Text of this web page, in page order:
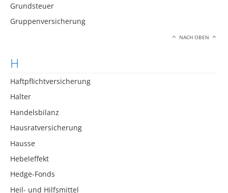
Grundsteuer
Gruppenversicherung
NACH OBEN
H
Haftpflichtversicherung
Halter
Handelsbilanz
Hausratversicherung
Hausse
Hebeleffekt
Hedge-Fonds
Heil- und Hilfsmittel